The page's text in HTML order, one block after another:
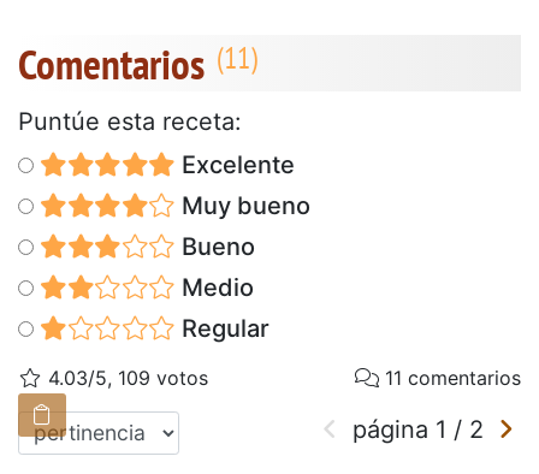
Comentarios
Puntúe esta receta:
Excelente
Muy bueno
Bueno
Medio
Regular
4.03/5, 109 votos 11 comentarios
página 1 / 2